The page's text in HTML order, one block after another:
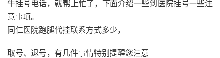
牛挂号电话，就帮上忙了，下面介绍一些到医院挂号一些注
意事项。
同仁医院跑腿代挂联系方式多少，
取号、退号，有几件事情特别提醒您注意